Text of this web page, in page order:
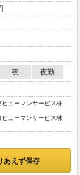
夜
夜勤
ューマンサービス株
ューマンサービス株
あえず保存